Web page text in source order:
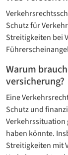
Schutz für
Streitigkeiten bei
Warum
versicherung?
Eine
Schutz und
Verkehrssituation
haben könnte.
Streitigkeiten mit